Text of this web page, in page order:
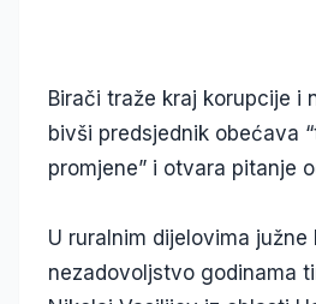
Birači traže kraj korupcije i
bivši predsjednik obećava
promjene” i otvara pitanje
U ruralnim dijelovima južne
nezadovoljstvo godinama